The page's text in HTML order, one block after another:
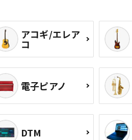
アコギ/エレア
コ
電子ピアノ
DTM